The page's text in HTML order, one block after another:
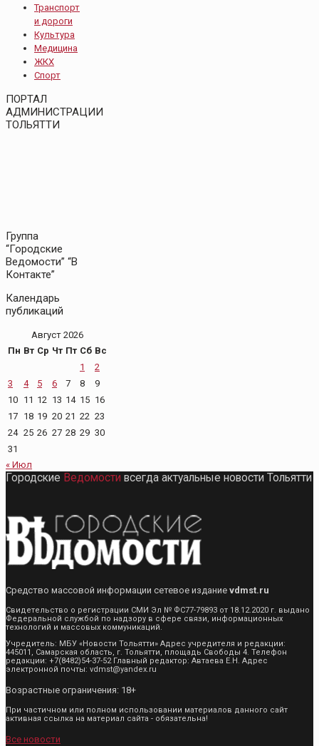
Транспорт
и дороги
Культура
Медицина
ЖКХ
Спорт
ПОРТАЛ
АДМИНИСТРАЦИИ
ТОЛЬЯТТИ
Группа
“Городские
Ведомости” “В
Контакте”
Календарь
публикаций
Август 2026
Пн Вт Ср Чт Пт Сб Вс
1
2
3
4 5 6 7 8
9
10 11 12 13 14 15 16
17 18 19 20 21 22 23
24 25 26 27 28 29 30
31
« Июл
Городские Ведомости всегда актуальные новости Тольятти
Средство массовой информации сетевое издание vdmst.ru
Свидетельство о регистрации СМИ Эл № ФС77-79893 от 18.12.2020 г. выдано
Федеральной службой по надзору в сфере связи, информационных
технологий и массовых коммуникаций.
Учредитель: МБУ «Новости Тольятти» Адрес учредителя и редакции:
445011, Самарская область, г. Тольятти, площадь Свободы 4. Телефон
редакции: +7(8482)54-37-52 Главный редактор: Автаева Е.Н. Адрес
электронной почты: vdmst@yandex.ru
Возрастные ограничения: 18+
При частичном или полном использовании материалов данного сайт
активная ссылка на материал сайта - обязательна!
Все новости